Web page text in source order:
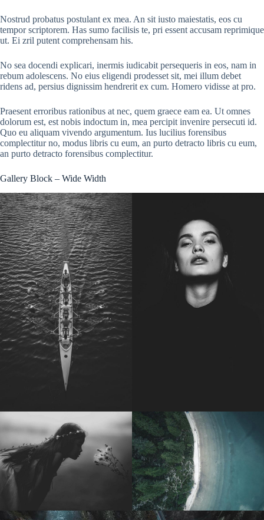
Nostrud probatus postulant ex mea. An sit iusto maiestatis, eos cu
tempor scriptorem. Has sumo facilisis te, pri essent accusam reprimique
ut. Ei zril putent comprehensam his.
No sea docendi explicari, inermis iudicabit persequeris in eos, nam in
rebum adolescens. No eius eligendi prodesset sit, mei illum debet
ridens ad, persius dignissim hendrerit ex cum. Homero vidisse at pro.
Praesent erroribus rationibus at nec, quem graece eam ea. Ut omnes
dolorum est, est nobis indoctum in, mea percipit invenire persecuti id.
Quo eu aliquam vivendo argumentum. Ius lucilius forensibus
complectitur no, modus libris cu eum, an purto detracto libris cu eum,
an purto detracto forensibus complectitur.
Gallery Block – Wide Width